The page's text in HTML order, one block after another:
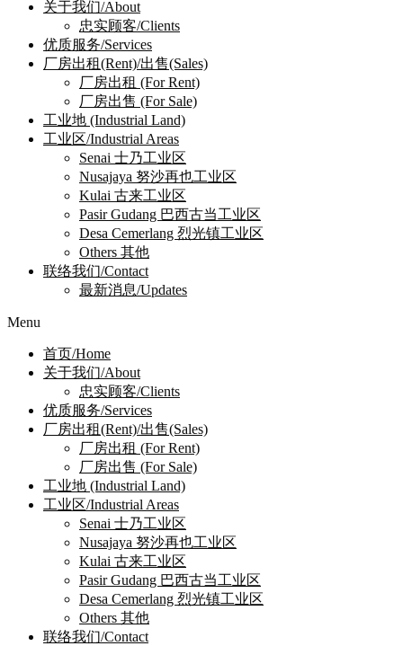
关于我们/About
忠实顾客/Clients
优质服务/Services
厂房出租(Rent)/出售(Sales)
厂房出租 (For Rent)
厂房出售 (For Sale)
工业地 (Industrial Land)
工业区/Industrial Areas
Senai 士乃工业区
Nusajaya 努沙再也工业区
Kulai 古来工业区
Pasir Gudang 巴西古当工业区
Desa Cemerlang 烈光镇工业区
Others 其他
联络我们/Contact
最新消息/Updates
Menu
首页/Home
关于我们/About
忠实顾客/Clients
优质服务/Services
厂房出租(Rent)/出售(Sales)
厂房出租 (For Rent)
厂房出售 (For Sale)
工业地 (Industrial Land)
工业区/Industrial Areas
Senai 士乃工业区
Nusajaya 努沙再也工业区
Kulai 古来工业区
Pasir Gudang 巴西古当工业区
Desa Cemerlang 烈光镇工业区
Others 其他
联络我们/Contact